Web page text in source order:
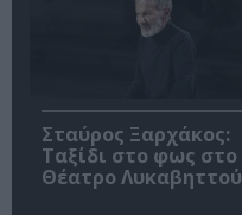
Σταύρος Ξαρχάκος:
Ταξίδι στο φως στο
Θέατρο Λυκαβηττού